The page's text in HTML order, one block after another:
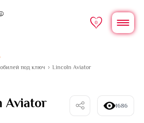
0
под ключ Lincoln Aviator
Aviator 1686